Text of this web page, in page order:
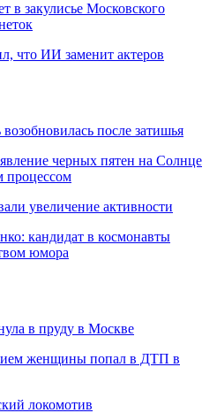
в закулисье Московского
что ИИ заменит актеров
после затишья
черных пятен на Солнце
процессом
увеличение активности
кандидат в космонавты
юмора
в пруду в Москве
женщины попал в ДТП в
локомотив